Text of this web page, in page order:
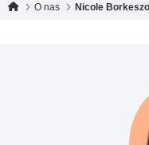
O nas Nicole